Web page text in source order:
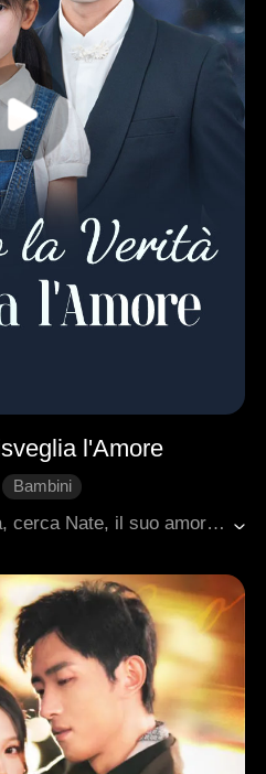
l'Amore
Bambini
Thea, gravemente malata, cerca Nate, il suo amore di sette anni prima, per affidargli la loro figlia Beth. Sebbene gravati da incomprensioni del passato, l'innocenza di Beth inizia lentamente a sanare la frattura, con l'aiuto della saggia nonna Dina. Quando la verità viene finalmente alla luce, risveglia in Nate un amore paterno a lungo sopito, cambiando per sempre i destini di tutti.